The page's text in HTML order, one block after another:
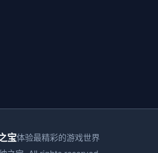
宝体验最精彩的游戏世界